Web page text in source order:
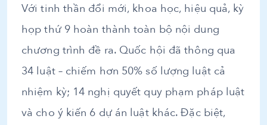
Với tinh thần đổi mới, khoa học, hiệu quả, kỳ
họp thứ 9 hoàn thành toàn bộ nội dung
chương trình đề ra. Quốc hội đã thông qua
34 luật – chiếm hơn 50% số lượng luật cả
nhiệm kỳ; 14 nghị quyết quy phạm pháp luật
và cho ý kiến 6 dự án luật khác. Đặc biệt,